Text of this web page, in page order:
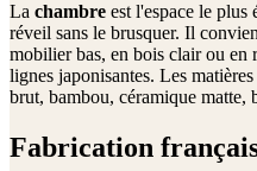
La chambre est l'espace le plus
réveil sans le brusquer. Il
mobilier bas, en bois clair ou en
lignes japonisantes. Les
brut, bambou, céramique matte,
Fabrication